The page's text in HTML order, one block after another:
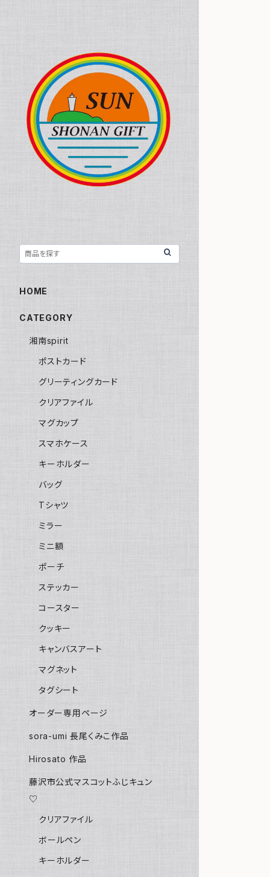
HOME
CATEGORY
湘南spirit
ポストカード
グリーティングカード
クリアファイル
マグカップ
スマホケース
キーホルダー
バッグ
Tシャツ
ミラー
ミニ額
ポーチ
ステッカー
コースター
クッキー
キャンバスアート
マグネット
タグシート
オーダー専用ページ
sora-umi 長尾くみこ作品
Hirosato 作品
藤沢市公式マスコットふじキュン
♡
クリアファイル
ボールペン
キーホルダー